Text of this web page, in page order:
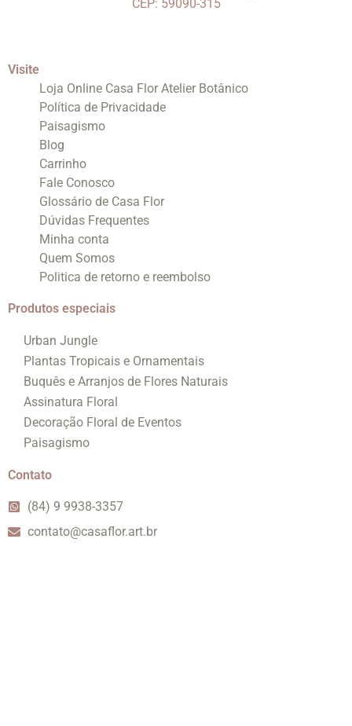
CEP: 59090-315
Visite
Loja Online Casa Flor Atelier Botânico
Política de Privacidade
Paisagismo
Blog
Carrinho
Fale Conosco
Glossário de Casa Flor
Dúvidas Frequentes
Minha conta
Quem Somos
Politica de retorno e reembolso
Produtos especiais
Urban Jungle
Plantas Tropicais e Ornamentais
Buquês e Arranjos de Flores Naturais
Assinatura Floral
Decoração Floral de Eventos
Paisagismo
Contato
(84) 9 9938-3357
contato@casaflor.art.br